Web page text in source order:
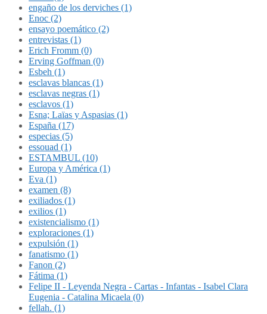
engaño de los derviches (1)
Enoc (2)
ensayo poemático (2)
entrevistas (1)
Erich Fromm (0)
Erving Goffman (0)
Esbeh (1)
esclavas blancas (1)
esclavas negras (1)
esclavos (1)
Esna; Laïas y Aspasias (1)
España (17)
especias (5)
essouad (1)
ESTAMBUL (10)
Europa y América (1)
Eva (1)
examen (8)
exiliados (1)
exilios (1)
existencialismo (1)
exploraciones (1)
expulsión (1)
fanatismo (1)
Fanon (2)
Fátima (1)
Felipe II - Leyenda Negra - Cartas - Infantas - Isabel Clara
Eugenia - Catalina Micaela (0)
fellah. (1)